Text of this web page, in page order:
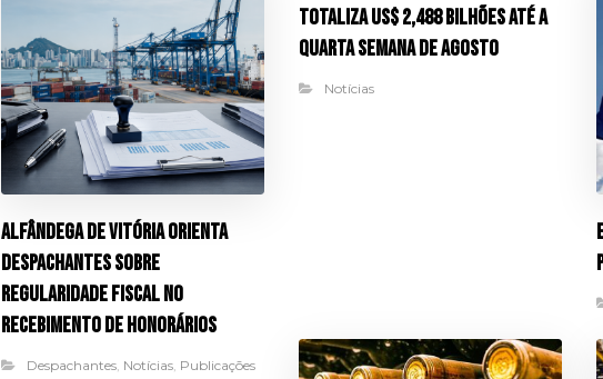
Alfândega de Vitória orienta
despachantes sobre
regularidade fiscal no
recebimento de honorários
Despachantes, Notícias, Publicações
totaliza US$ 2,488 bilhões até a
quarta semana de agosto
Notícias